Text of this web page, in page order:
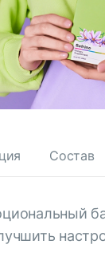
Состав